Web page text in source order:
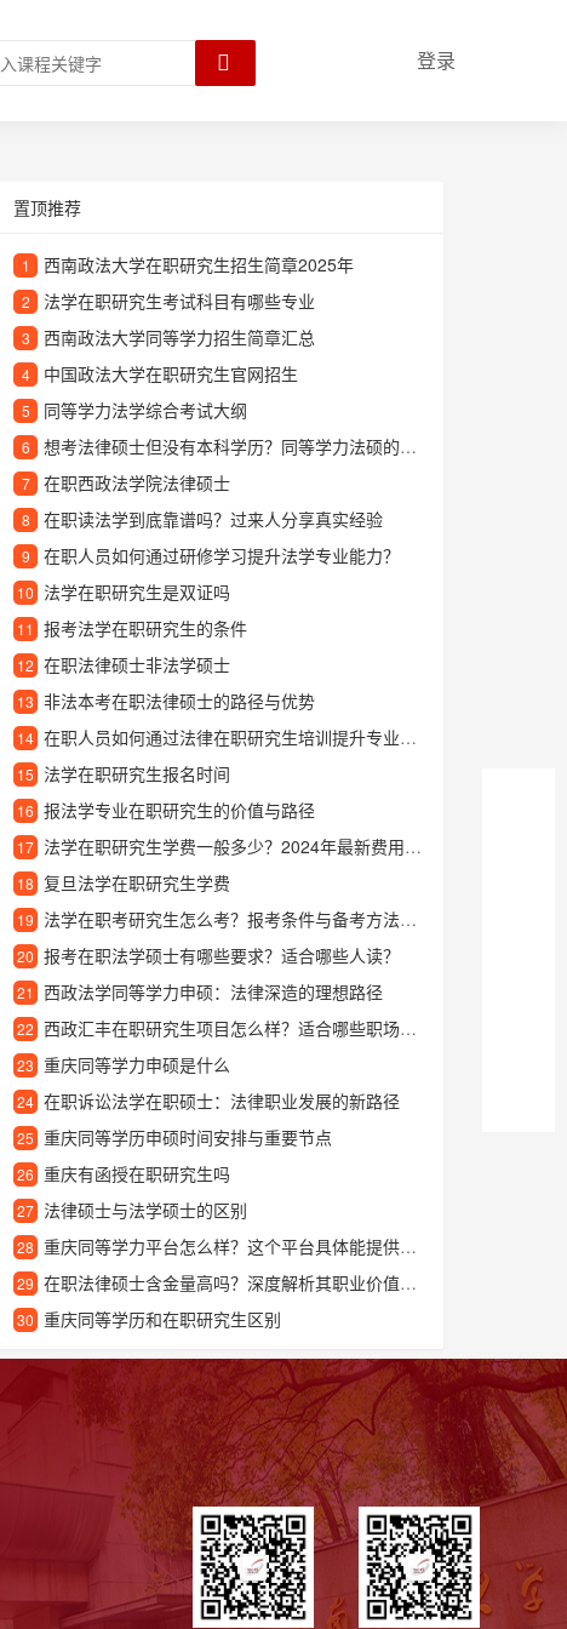
登录
置顶推荐
1 西南政法大学在职研究生招生简章2025年
2 法学在职研究生考试科目有哪些专业
3 西南政法大学同等学力招生简章汇总
4 中国政法大学在职研究生官网招生
5 同等学力法学综合考试大纲
6 想考法律硕士但没有本科学历？同等学力法硕的报考条件与优势详解
7 在职西政法学院法律硕士
8 在职读法学到底靠谱吗？过来人分享真实经验
9 在职人员如何通过研修学习提升法学专业能力？
10 法学在职研究生是双证吗
11 报考法学在职研究生的条件
12 在职法律硕士非法学硕士
13 非法本考在职法律硕士的路径与优势
14 在职人员如何通过法律在职研究生培训提升专业能力？
15 法学在职研究生报名时间
16 报法学专业在职研究生的价值与路径
17 法学在职研究生学费一般多少？2024年最新费用标准一览
18 复旦法学在职研究生学费
19 法学在职考研究生怎么考？报考条件与备考方法全解析
20 报考在职法学硕士有哪些要求？适合哪些人读？
21 西政法学同等学力申硕：法律深造的理想路径
22 西政汇丰在职研究生项目怎么样？适合哪些职场人士报考？
23 重庆同等学力申硕是什么
24 在职诉讼法学在职硕士：法律职业发展的新路径
25 重庆同等学历申硕时间安排与重要节点
26 重庆有函授在职研究生吗
27 法律硕士与法学硕士的区别
28 重庆同等学力平台怎么样？这个平台具体能提供哪些学习帮助？
29 在职法律硕士含金量高吗？深度解析其职业价值与认可度
30 重庆同等学历和在职研究生区别